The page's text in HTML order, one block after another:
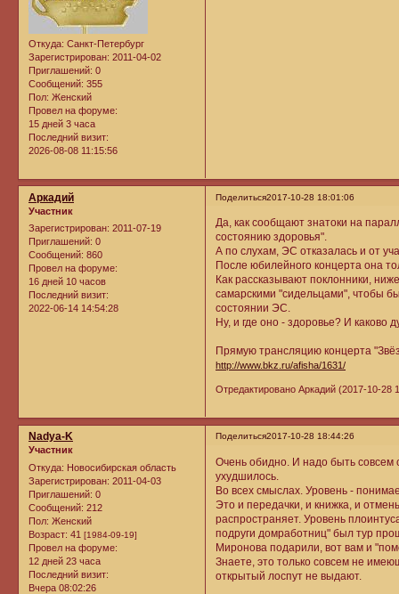
Откуда: Санкт-Петербург
Зарегистрирован: 2011-04-02
Приглашений: 0
Сообщений: 355
Пол: Женский
Провел на форуме:
15 дней 3 часа
Последний визит:
2026-08-08 11:15:56
Поделиться2017-10-28 18:01:06
Аркадий
Участник
Зарегистрирован: 2011-07-19
Приглашений: 0
Сообщений: 860
Провел на форуме:
16 дней 10 часов
Последний визит:
2022-06-14 14:54:28
Да, как сообщают знатоки на
состоянию здоровья".
А по слухам, ЭС отказалась и от
После юбилейного концерта она
Как рассказывают поклонники,
самарскими "сидельцами", чтобы
состоянии ЭС.
Ну, и где оно - здоровье? И каково
Прямую трансляцию концерта
http://www.bkz.ru/afisha/1631/
Отредактировано Аркадий (2017-10-28
Поделиться2017-10-28 18:44:26
Nadya-K
Участник
Откуда: Новосибирская область
Зарегистрирован: 2011-04-03
Приглашений: 0
Сообщений: 212
Пол: Женский
Возраст: 41 [1984-09-19]
Провел на форуме:
12 дней 23 часа
Последний визит:
Вчера 08:02:26
Очень обидно. И надо быть совсем
ухудшилось.
Во всех смыслах. Уровень -
Это и передачки, и книжка, и
распространяет. Уровень
подруги домработниц" был тур
Миронова подарили, вот вам и
Знаете, это только совсем не
открытый лоспут не выдают.